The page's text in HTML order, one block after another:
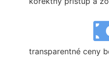
transparentné ceny